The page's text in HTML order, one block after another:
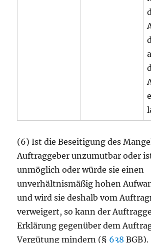
(6) Ist die Beseitigung des
Auftraggeber unzumutbar oder
unmöglich oder würde sie einen
unverhältnismäßig hohen
und wird sie deshalb vom
verweigert, so kann der
Erklärung gegenüber dem
Vergütung mindern (§ 638 BGB).